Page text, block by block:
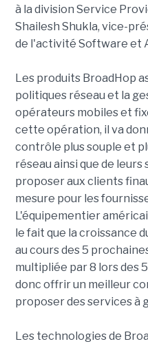
à la division Service
Shailesh Shukla, vice-
de l'activité Software et
Les produits BroadHop
politiques réseau et la
opérateurs mobiles et
cette opération, il va
contrôle plus souple et
réseau ainsi que de
proposer aux clients
mesure pour les
L'équipementier
le fait que la croissance
au cours des 5
multipliée par 8 lors des
donc offrir un meilleur
proposer des services à
Les technologies de